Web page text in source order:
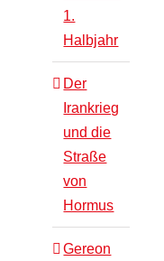
1.
Halbjahr
Der
Irankrieg
und die
Straße
von
Hormus
Gereon